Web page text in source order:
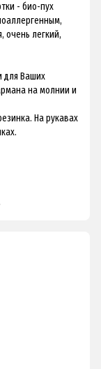
- био-пух
очень легкий,
для Ваших
на молнии и
На рукавах